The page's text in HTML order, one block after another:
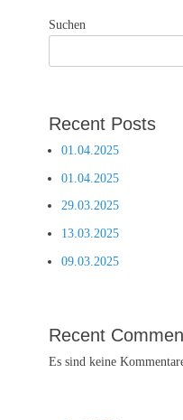
Suchen
Recent Posts
01.04.2025
01.04.2025
29.03.2025
13.03.2025
09.03.2025
Recent
Es sind keine